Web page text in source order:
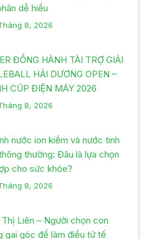
dễ hiểu
8, 2026
ĐỒNG HÀNH TÀI TRỢ GIẢI
HẢI DƯƠNG OPEN –
CÚP ĐIỆN MÁY 2026
8, 2026
nước ion kiềm và nước tinh
thường: Đâu là lựa chọn
cho sức khỏe?
8, 2026
Thị Liên – Người chọn con
gai góc để làm điều tử tế